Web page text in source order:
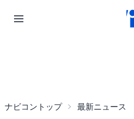
ナビコントップ 最新ニュース